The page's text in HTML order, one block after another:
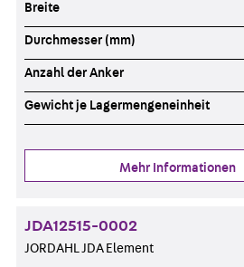
Breite
Durchmesser (mm)
Anzahl der Anker
Gewicht je Lagermengeneinheit
Mehr Informationen
JDA12515-0002
JORDAHL JDA Element